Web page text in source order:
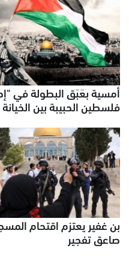
أمسية بعَبَق البطولة في
فلسطين الحبيبة بين
بن غفير يعتزم اقتحام
صاعق تفجير